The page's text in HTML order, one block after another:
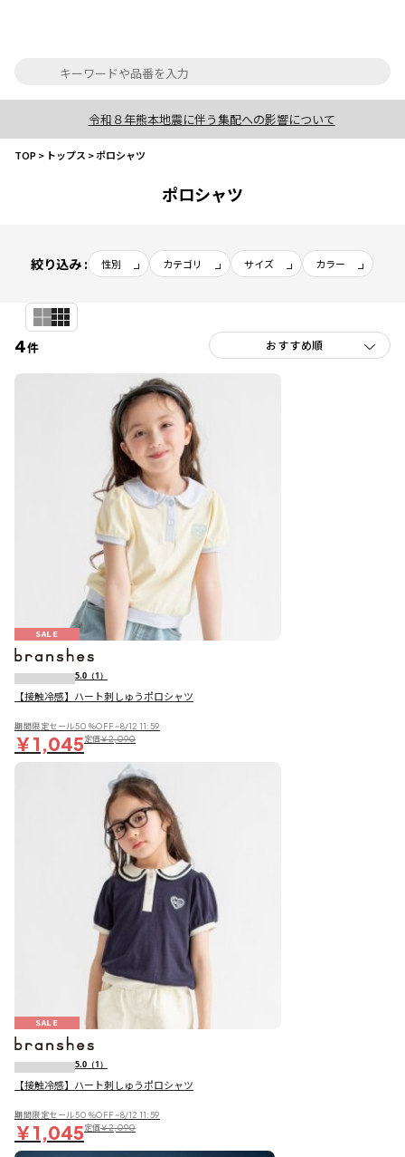
令和８年熊本地震に伴う集配への影響について
TOP> トップス >ポロシャツ
ポロシャツ
絞り込み : 性別 カテゴリ サイズ カラー
4件
SALE
5.0 （1）
【接触冷感】ハート刺しゅうポロシャツ
期間限定セール50％OFF~8/12 11:59
￥1,045定価￥2,090
SALE
5.0 （1）
【接触冷感】ハート刺しゅうポロシャツ
期間限定セール50％OFF~8/12 11:59
￥1,045定価￥2,090